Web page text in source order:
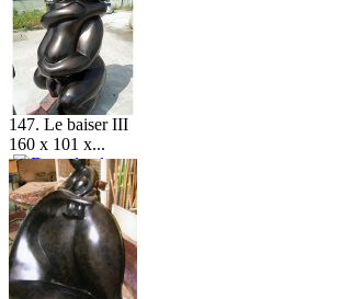
147. Le baiser III
160 x 101 x...